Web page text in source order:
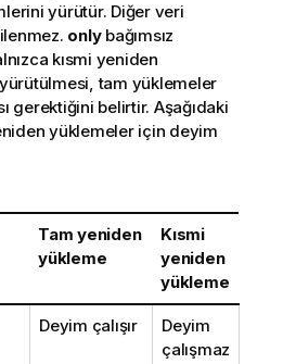
yürütür. Diğer veri
onlybağımsız
kısmi yeniden
tam yüklemeler
gerektiğini belirtir. Aşağıdaki
yüklemeler için deyim
Tam yeniden
yükleme
Kısmi
yeniden
yükleme
Deyim çalışır
Deyim
çalışmaz